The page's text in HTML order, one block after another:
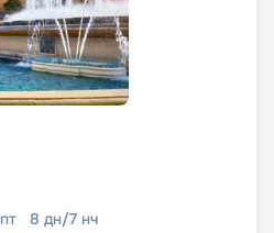
пт 8 дн/7 нч